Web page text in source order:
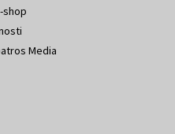
shop
Media